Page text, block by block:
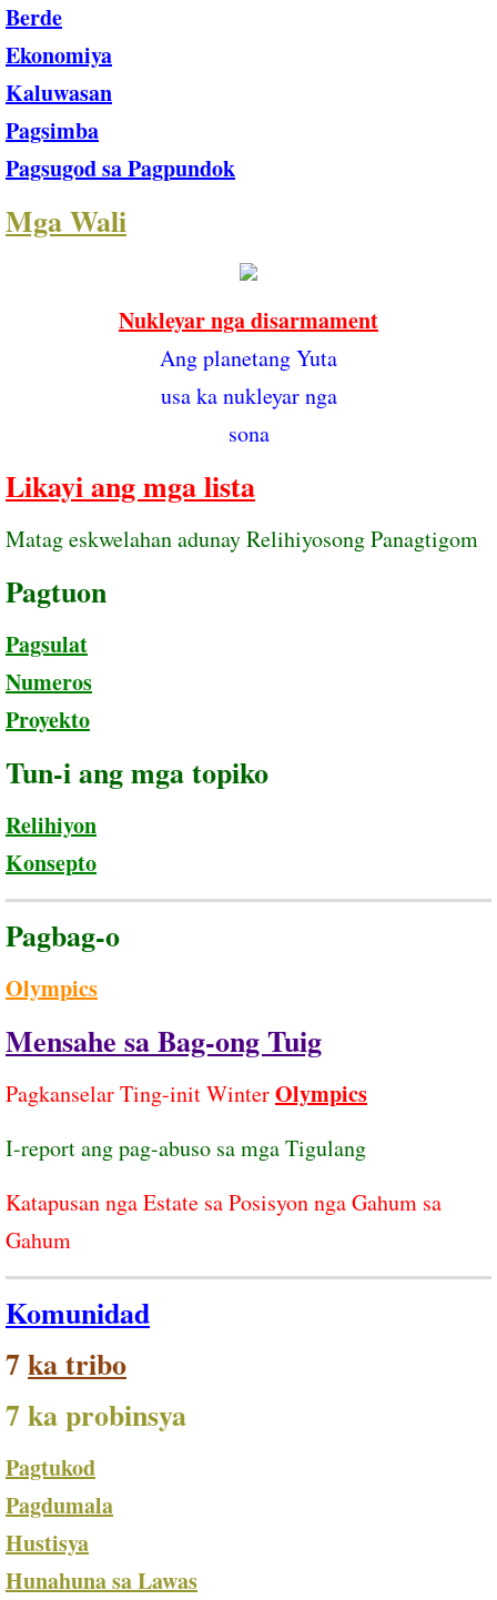
Berde
Ekonomiya
Kaluwasan
Pagsimba
Pagsugod sa Pagpundok
Mga Wali
Nukleyar nga disarmament
Ang planetang Yuta
usa ka nukleyar nga
sona
Likayi ang mga lista
Matag eskwelahan adunay Relihiyosong Panagtigom
Pagtuon
Pagsulat
Numeros
Proyekto
Tun-i ang mga topiko
Relihiyon
Konsepto
Pagbag-o
Olympics
Mensahe sa Bag-ong Tuig
Pagkanselar Ting-init WinterOlympics
I-report ang pag-abuso sa mga Tigulang ​
Katapusan nga Estate sa Posisyon nga Gahum sa
Gahum
Komunidad
7ka tribo
7 ka probinsya
Pagtukod
Pagdumala
Hustisya
Hunahuna sa Lawas